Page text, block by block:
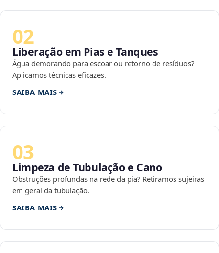
02
Liberação em Pias e Tanques
Água demorando para escoar ou retorno de resíduos?
Aplicamos técnicas eficazes.
SAIBA MAIS
03
Limpeza de Tubulação e Cano
Obstruções profundas na rede da pia? Retiramos sujeiras
em geral da tubulação.
SAIBA MAIS